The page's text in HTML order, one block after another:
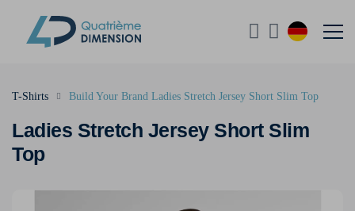
Ladies Stretch Jersey Short Slim
Top
T-Shirts Build Your Brand Ladies Stretch Jersey Short Slim Top